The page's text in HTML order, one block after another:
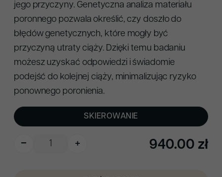
940.00 zł
jego przyczyny. Genetyczna analiza materiału
poronnego pozwala określić, czy doszło do
błędów genetycznych, które mogły być
przyczyną utraty ciąży. Dzięki temu badaniu
możesz uzyskać odpowiedzi i świadomie
podejść do kolejnej ciąży, minimalizując ryzyko
ponownego poronienia.
SKIEROWANIE
− +